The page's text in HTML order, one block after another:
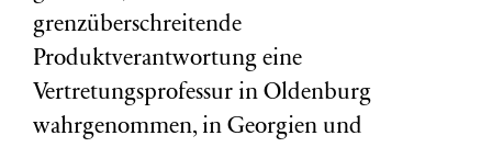
grenzüberschreitende
Produktverantwortung eine
Vertretungsprofessur in Oldenburg
wahrgenommen, in Georgien und